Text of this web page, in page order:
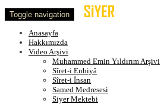
Toggle navigation
Anasayfa
Hakkımızda
Video Arşivi
Muhammed Emin Yıldırım Arşivi
Sîret-i Enbiyâ
Sîret-i İnsan
Samed Medresesi
Siyer Mektebi